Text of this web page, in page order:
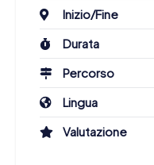
Inizio/Fine
Durata
Percorso
Lingua
Valutazione